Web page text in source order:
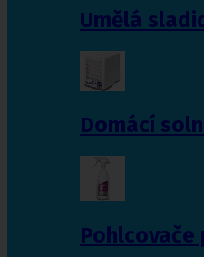
Umělá
Domácí
Pohlcovače